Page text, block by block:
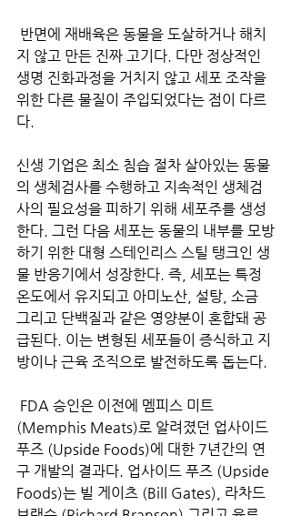
지 않고 만든 진짜 고기다. 다만 정상적인
생명 진화과정을 거치지 않고 세포 조작을
위한 다른 물질이 주입되었다는 점이 다르
다.
신생 기업은 최소 침습 절차 살아있는 동물
의 생체검사를 수행하고 지속적인 생체검
사의 필요성을 피하기 위해 세포주를 생성
한다. 그런 다음 세포는 동물의 내부를 모방
하기 위한 대형 스테인리스 스틸 탱크인 생
물 반응기에서 성장한다. 즉, 세포는 특정
온도에서 유지되고 아미노산, 설탕, 소금
그리고 단백질과 같은 영양분이 혼합돼 공
급된다. 이는 변형된 세포들이 증식하고 지
방이나 근육 조직으로 발전하도록 돕는다.
(Memphis Meats)로 알려졌던 업사이드
푸즈 (Upside Foods)에 대한 7년간의 연
구 개발의 결과다. 업사이드 푸즈 (Upside
Foods)는 빌 게이츠 (Bill Gates), 라차드